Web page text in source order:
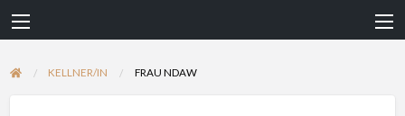
KELLNER/IN FRAU NDAW